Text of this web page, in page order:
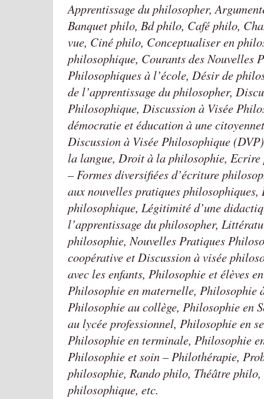
Apprentissage du philosopher,
Banquet philo, Bd philo, Café philo,
vue, Ciné philo, Conceptualiser en
philosophique, Courants des Nouvelles
Philosophiques à l’école, Désir de
de l’apprentissage du philosopher,
Philosophique, Discussion à Visée
démocratie et éducation à une
Discussion à Visée Philosophique
la langue, Droit à la philosophie, Ecrire
– Formes diversifiées d’écriture
aux nouvelles pratiques philosophiques,
philosophique, Légitimité d’une
l’apprentissage du philosopher,
philosophie, Nouvelles Pratiques
coopérative et Discussion à visée
avec les enfants, Philosophie et élèves
Philosophie en maternelle, Philosophie
Philosophie au collège, Philosophie en
au lycée professionnel, Philosophie en
Philosophie en terminale, Philosophie
Philosophie et soin – Philothérapie,
philosophie, Rando philo, Théâtre
philosophique, etc.